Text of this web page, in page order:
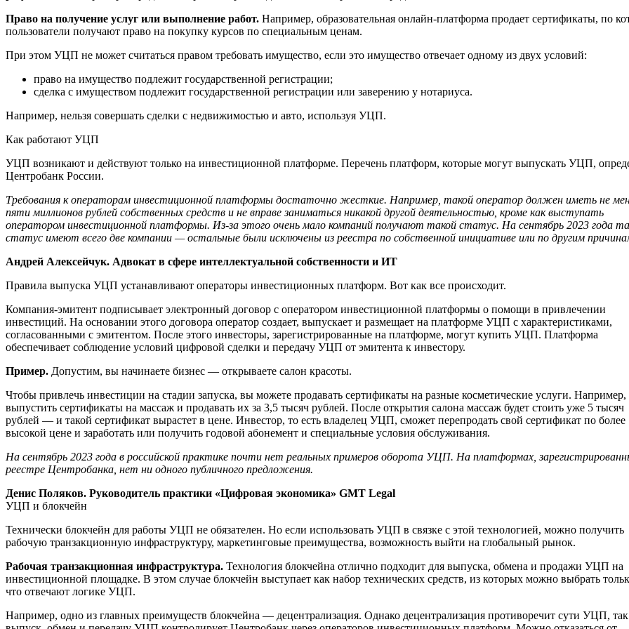
Право на получение услуг или выполнение работ. Например, образовательная онлайн-платформа продает сертификаты, по
пользователи получают право на покупку курсов по специальным ценам.
При этом УЦП не может считаться правом требовать имущество, если это имущество отвечает одному из двух условий:
право на имущество подлежит государственной регистрации;
сделка с имуществом подлежит государственной регистрации или заверению у нотариуса.
Например, нельзя совершать сделки с недвижимостью и авто, используя УЦП.
Как работают УЦП
УЦП возникают и действуют только на инвестиционной платформе. Перечень платформ, которые могут выпускать УЦП,
Центробанк России.
Требования к операторам инвестиционной платформы достаточно жесткие. Например, такой оператор должен иметь не
пяти миллионов рублей собственных средств и не вправе заниматься никакой другой деятельностью, кроме как выступать
оператором инвестиционной платформы. Из-за этого очень мало компаний получают такой статус. На сентябрь 2023 года
статус имеют всего две компании — остальные были исключены из реестра по собственной инициативе или по другим
Андрей Алексейчук. Адвокат в сфере интеллектуальной собственности и ИТ
Правила выпуска УЦП устанавливают операторы инвестиционных платформ. Вот как все происходит.
Компания-эмитент подписывает электронный договор с оператором инвестиционной платформы о помощи в привлечении
инвестиций. На основании этого договора оператор создает, выпускает и размещает на платформе УЦП с характеристиками,
согласованными с эмитентом. После этого инвесторы, зарегистрированные на платформе, могут купить УЦП. Платформа
обеспечивает соблюдение условий цифровой сделки и передачу УЦП от эмитента к инвестору.
Пример. Допустим, вы начинаете бизнес — открываете салон красоты.
Чтобы привлечь инвестиции на стадии запуска, вы можете продавать сертификаты на разные косметические услуги. Например,
выпустить сертификаты на массаж и продавать их за 3,5 тысяч рублей. После открытия салона массаж будет стоить уже 5 тысяч
рублей — и такой сертификат вырастет в цене. Инвестор, то есть владелец УЦП, сможет перепродать свой сертификат по более
высокой цене и заработать или получить годовой абонемент и специальные условия обслуживания.
На сентябрь 2023 года в российской практике почти нет реальных примеров оборота УЦП. На платформах,
реестре Центробанка, нет ни одного публичного предложения.
Денис Поляков. Руководитель практики «Цифровая экономика» GMT Legal
УЦП и блокчейн
Технически блокчейн для работы УЦП не обязателен. Но если использовать УЦП в связке с этой технологией, можно получить
рабочую транзакционную инфраструктуру, маркетинговые преимущества, возможность выйти на глобальный рынок.
Рабочая транзакционная инфраструктура. Технология блокчейна отлично подходит для выпуска, обмена и продажи УЦП на
инвестиционной площадке. В этом случае блокчейн выступает как набор технических средств, из которых можно выбрать
что отвечают логике УЦП.
Например, одно из главных преимуществ блокчейна — децентрализация. Однако децентрализация противоречит сути УЦП,